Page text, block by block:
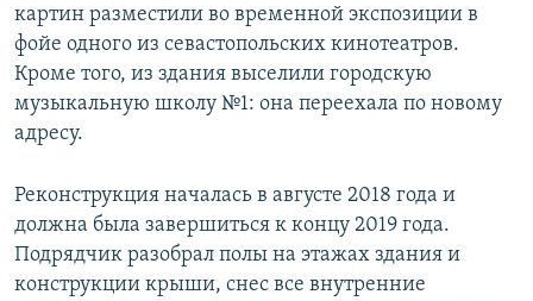
картин разместили во временной экспозиции в
фойе одного из севастопольских кинотеатров.
Кроме того, из здания выселили городскую
музыкальную школу №1: она переехала по новому
адресу.
Реконструкция началась в августе 2018 года и
должна была завершиться к концу 2019 года.
Подрядчик разобрал полы на этажах здания и
конструкции крыши, снес все внутренние